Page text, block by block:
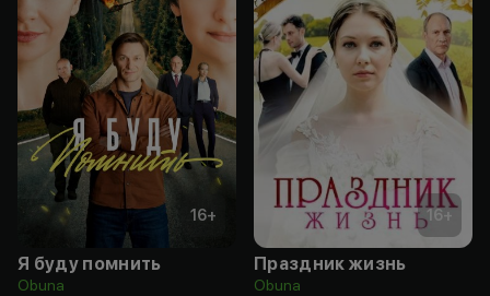
16+
Я буду помнить
Obuna
16+
Праздник жизнь
Obuna